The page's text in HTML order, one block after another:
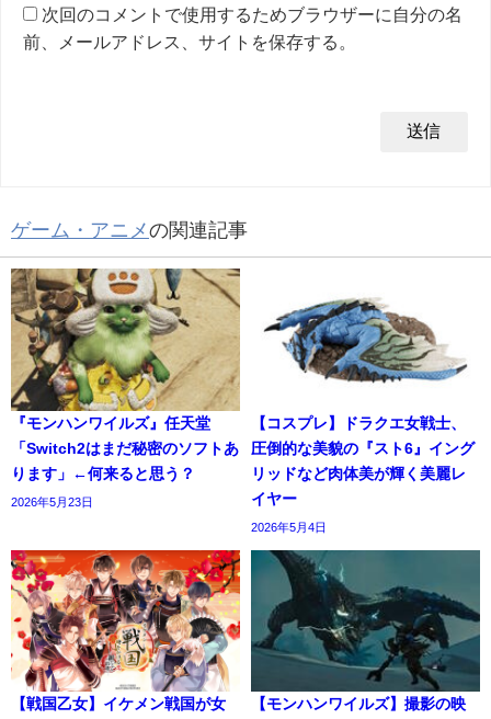
次回のコメントで使用するためブラウザーに自分の名
前、メールアドレス、サイトを保存する。
ゲーム・アニメの関連記事
『モンハンワイルズ』任天堂
「Switch2はまだ秘密のソフトあ
ります」←何来ると思う？
2026年5月23日
【コスプレ】ドラクエ女戦士、
圧倒的な美貌の『スト6』イング
リッドなど肉体美が輝く美麗レ
イヤー
2026年5月4日
【戦国乙女】イケメン戦国が女
【モンハンワイルズ】撮影の映